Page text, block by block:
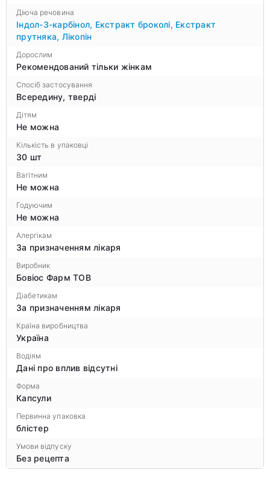
Діюча речовина
Індол-3-карбінол, Екстракт броколі, Екстракт
прутняка, Лікопін
Дорослим
Рекомендований тільки жінкам
Спосіб застосування
Всередину, тверді
Дітям
Не можна
Кількість в упаковці
30 шт
Вагітним
Не можна
Годуючим
Не можна
Алергікам
За призначенням лікаря
Виробник
Бовіос Фарм ТОВ
Діабетикам
За призначенням лікаря
Країна виробництва
Україна
Водіям
Дані про вплив відсутні
Форма
Капсули
Первинна упаковка
блістер
Умови відпуску
Без рецепта